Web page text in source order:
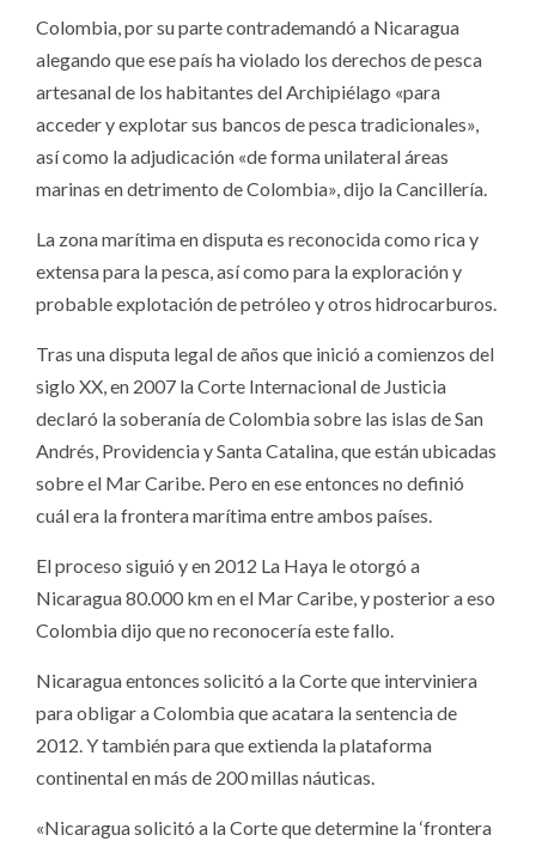
Colombia, por su parte contrademandó a Nicaragua
alegando que ese país ha violado los derechos de pesca
artesanal de los habitantes del Archipiélago «para
acceder y explotar sus bancos de pesca tradicionales»,
así como la adjudicación «de forma unilateral áreas
marinas en detrimento de Colombia», dijo la Cancillería.
La zona marítima en disputa es reconocida como rica y
extensa para la pesca, así como para la exploración y
probable explotación de petróleo y otros hidrocarburos.
Tras una disputa legal de años que inició a comienzos del
siglo XX, en 2007 la Corte Internacional de Justicia
declaró la soberanía de Colombia sobre las islas de San
Andrés, Providencia y Santa Catalina, que están ubicadas
sobre el Mar Caribe. Pero en ese entonces no definió
cuál era la frontera marítima entre ambos países.
El proceso siguió y en 2012 La Haya le otorgó a
Nicaragua 80.000 km en el Mar Caribe, y posterior a eso
Colombia dijo que no reconocería este fallo.
Nicaragua entonces solicitó a la Corte que interviniera
para obligar a Colombia que acatara la sentencia de
2012. Y también para que extienda la plataforma
continental en más de 200 millas náuticas.
«Nicaragua solicitó a la Corte que determine la ‘frontera